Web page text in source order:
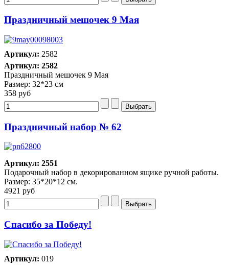
Праздничный мешочек 9 Мая
Артикул: 2582
Артикул: 2582
Праздничный мешочек 9 Мая
Размер: 32*23 см
358 руб
Праздничный набор № 62
Артикул: 2551
Подарочный набор в декорированном ящике ручной работы.
Размер: 35*20*12 см.
4921 руб
Спасибо за Победу!
Артикул: 019